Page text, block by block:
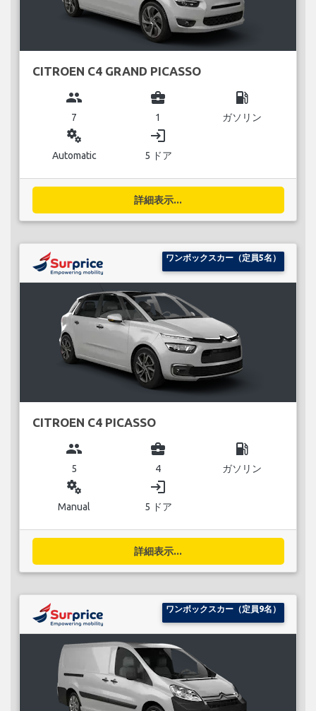
CITROEN C4 GRAND PICASSO
group
7
business_center
1
local_gas_station
ガソリン
miscellaneous_services
Automatic
login
5 ドア
詳細表示...
ワンボックスカー（定員5名）
CITROEN C4 PICASSO
group
5
business_center
4
local_gas_station
ガソリン
miscellaneous_services
Manual
login
5 ドア
詳細表示...
ワンボックスカー（定員9名）